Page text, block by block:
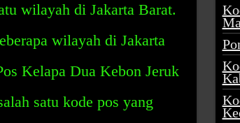
wilayah di Jakarta Barat.
wilayah di Jakarta
Kelapa Dua Kebon Jeruk
satu kode pos yang